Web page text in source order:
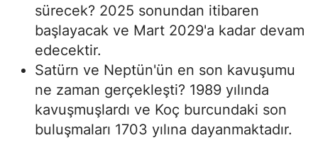
sürecek? 2025 sonundan itibaren
başlayacak ve Mart 2029'a kadar devam
edecektir.
Satürn ve Neptün'ün en son kavuşumu
ne zaman gerçekleşti? 1989 yılında
kavuşmuşlardı ve Koç burcundaki son
buluşmaları 1703 yılına dayanmaktadır.